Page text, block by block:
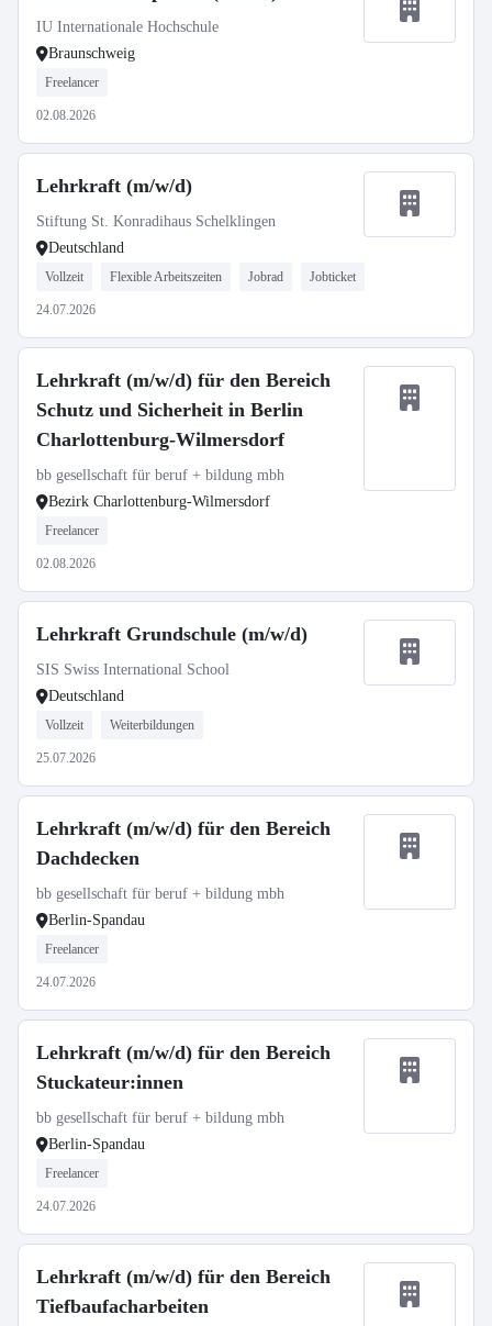
IU Internationale Hochschule
Braunschweig
Freelancer
02.08.2026
Lehrkraft (m/w/d)
Stiftung St. Konradihaus Schelklingen
Deutschland
Vollzeit Flexible Arbeitszeiten Jobrad Jobticket
24.07.2026
Lehrkraft (m/w/d) für den Bereich
Schutz und Sicherheit in Berlin
Charlottenburg-Wilmersdorf
bb gesellschaft für beruf + bildung mbh
Bezirk Charlottenburg-Wilmersdorf
Freelancer
02.08.2026
Lehrkraft Grundschule (m/w/d)
SIS Swiss International School
Deutschland
Vollzeit Weiterbildungen
25.07.2026
Lehrkraft (m/w/d) für den Bereich
Dachdecken
bb gesellschaft für beruf + bildung mbh
Berlin-Spandau
Freelancer
24.07.2026
Lehrkraft (m/w/d) für den Bereich
Stuckateur:innen
bb gesellschaft für beruf + bildung mbh
Berlin-Spandau
Freelancer
24.07.2026
Lehrkraft (m/w/d) für den Bereich
Tiefbaufacharbeiten